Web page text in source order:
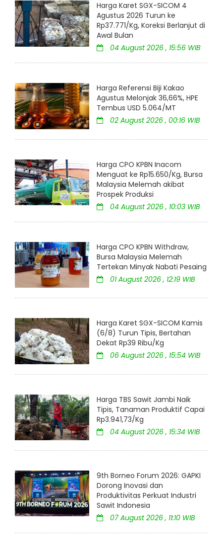
Harga Karet SGX-SICOM 4
Agustus 2026 Turun ke
Rp37.771/Kg, Koreksi Berlanjut di
Awal Bulan
04 August 2026 , 15:56 WIB
Harga Referensi Biji Kakao
Agustus Melonjak 36,66%, HPE
Tembus USD 5.064/MT
02 August 2026 , 00:16 WIB
Harga CPO KPBN Inacom
Menguat ke Rp15.650/Kg, Bursa
Malaysia Melemah akibat
Prospek Produksi
04 August 2026 , 10:03 WIB
Harga CPO KPBN Withdraw,
Bursa Malaysia Melemah
Tertekan Minyak Nabati Pesaing
01 August 2026 , 12:19 WIB
Harga Karet SGX-SICOM Kamis
(6/8) Turun Tipis, Bertahan
Dekat Rp39 Ribu/Kg
06 August 2026 , 15:54 WIB
Harga TBS Sawit Jambi Naik
Tipis, Tanaman Produktif Capai
Rp3.941,73/Kg
04 August 2026 , 15:34 WIB
9th Borneo Forum 2026: GAPKI
Dorong Inovasi dan
Produktivitas Perkuat Industri
Sawit Indonesia
07 August 2026 , 11:10 WIB